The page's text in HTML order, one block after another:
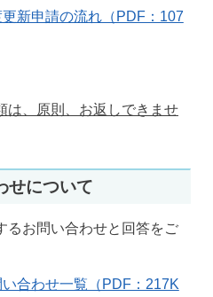
新申請の流れ（PDF：107
は、原則、お返しできませ
せについて
るお問い合わせと回答をご
合わせ一覧（PDF：217K